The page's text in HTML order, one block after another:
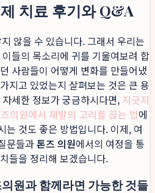
치료 후기와 Q&A
않을 수 있습니다. 그래서 우리는
들의 목소리에 귀를 기울여보려 합
사람들이 어떻게 변화를 만들어냈
지고 있었는지 살펴보는 것은 큰 용
세한 정보가 궁금하시다면, 지긋지
의원에서 재발의 고리를 끊는 법에
는 것도 좋은 방법입니다. 이제, 여
문들과톤즈 의원에서의 여정을 통
들을 정리해 보겠습니다.
원과 함께라면 가능한 것들